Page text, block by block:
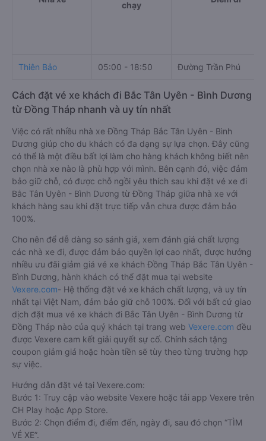
chạy
Thiên Bảo 05:00 - 18:50 Đường Trần Phú
Cách đặt vé xe khách đi Bắc Tân Uyên - Bình Dương
từ Đồng Tháp nhanh và uy tín nhất
Việc có rất nhiều nhà xe Đồng Tháp Bắc Tân Uyên - Bình
Dương giúp cho du khách có đa dạng sự lựa chọn. Đây cũng
có thể là một điều bất lợi làm cho hàng khách không biết nên
chọn nhà xe nào là phù hợp với mình. Bên cạnh đó, việc đảm
bảo giữ chỗ, có được chỗ ngồi yêu thích sau khi đặt vé xe đi
Bắc Tân Uyên - Bình Dương từ Đồng Tháp giữa nhà xe với
khách hàng sau khi đặt trực tiếp vẫn chưa được đảm bảo
100%.
Cho nên để dễ dàng so sánh giá, xem đánh giá chất lượng
các nhà xe đi, được đảm bảo quyền lợi cao nhất, được hưởng
nhiều ưu đãi giảm giá vé xe khách Đồng Tháp Bắc Tân Uyên -
Bình Dương, hành khách có thể đặt mua tại website
Vexere.com- Hệ thống đặt vé xe khách chất lượng, và uy tín
nhất tại Việt Nam, đảm bảo giữ chỗ 100%. Đối với bất cứ giao
dịch đặt mua vé xe khách đi Bắc Tân Uyên - Bình Dương từ
Đồng Tháp nào của quý khách tại trang web Vexere.com đều
được Vexere cam kết giải quyết sự cố. Chính sách tặng
coupon giảm giá hoặc hoàn tiền sẽ tùy theo từng trường hợp
sự việc.
Hướng dẫn đặt vé tại Vexere.com:
Bước 1: Truy cập vào website Vexere hoặc tải app Vexere trên
CH Play hoặc App Store.
Bước 2: Chọn điểm đi, điểm đến, ngày đi, sau đó chọn “TÌM
VÉ XE”.